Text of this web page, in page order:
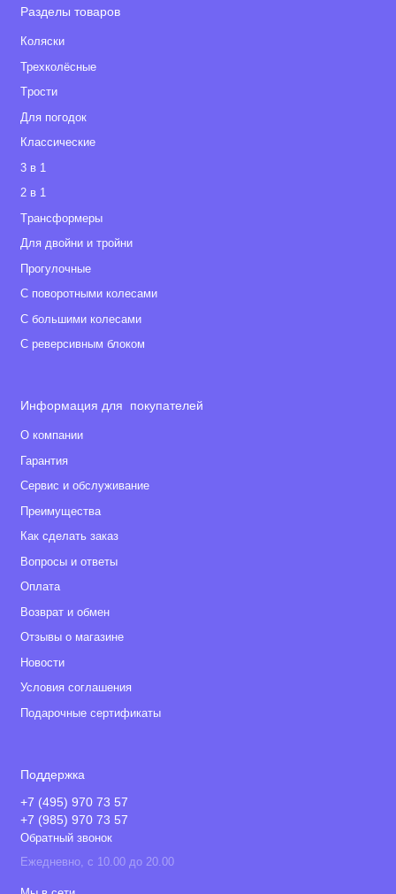
Разделы товаров
Коляски
Трехколёсные
Tрости
Для погодок
Классические
3 в 1
2 в 1
Tрансформеры
Для двойни и тройни
Прогулочные
С поворотными колесами
С большими колесами
С реверсивным блоком
Информация для покупателей
О компании
Гарантия
Сервис и обслуживание
Преимущества
Как сделать заказ
Вопросы и ответы
Оплата
Возврат и обмен
Отзывы о магазине
Новости
Условия соглашения
Подарочные сертификаты
Поддержка
+7 (495) 970 73 57
+7 (985) 970 73 57
Обратный звонок
Ежедневно, с 10.00 до 20.00